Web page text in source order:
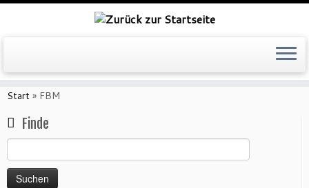
Zum
Inhalt
Start » FBM
Finde
nach: